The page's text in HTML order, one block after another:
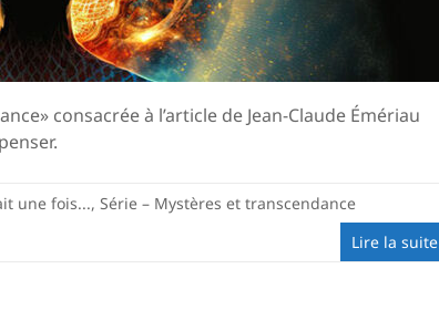
consacrée à l’article de Jean-Claude Émériau
une fois..., Série – Mystères et transcendance
Lire la suite